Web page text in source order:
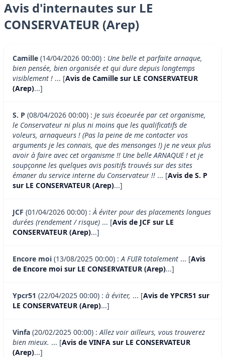
Avis d'internautes sur LE
CONSERVATEUR (Arep)
Camille (14/04/2026 00:00) : Une belle et parfaite arnaque,
bien pensée, bien organisée et qui dure depuis longtemps
visiblement ! ... [Avis de Camille sur LE CONSERVATEUR
(Arep)...]
S. P (08/04/2026 00:00) : Je suis écoeurée par cet organisme,
le Conservateur ni plus ni moins que les qualificatifs de
voleurs, arnaqueurs ! (Pas la peine de me contacter vos
arguments je les connais, que des mensonges !) je ne veux plus
avoir à faire avec cet organisme !! Une belle ARNAQUE ! et je
soupçonne les quelques avis positifs trouvés sur des sites
émaner du service interne du Conservateur !! ... [Avis de S. P
sur LE CONSERVATEUR (Arep)...]
JCF (01/04/2026 00:00) :À éviter pour des placements longues
durées (rendement / risque) ... [Avis de JCF sur LE
CONSERVATEUR (Arep)...]
Encore moi (13/08/2025 00:00) :A FUIR totalement ... [Avis
de Encore moi sur LE CONSERVATEUR (Arep)...]
Ypcr51 (22/04/2025 00:00) : à éviter, ... [Avis de YPCR51 sur
LE CONSERVATEUR (Arep)...]
Vinfa (20/02/2025 00:00) :Allez voir ailleurs, vous trouverez
bien mieux. ... [Avis de VINFA sur LE CONSERVATEUR
(Arep)...]